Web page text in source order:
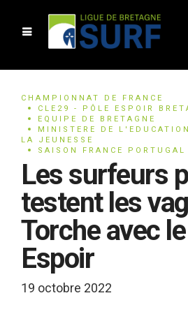
CHAMPIONNAT DE FRANCE
CLE29 - PÔLE ESPOIR
EQUIPE DE BRETAGNE
MINISTERE DE
LA JEUNESSE
SAISON FRANCE
Les surfeurs
testent les
Torche avec
Espoir
19 octobre 2022